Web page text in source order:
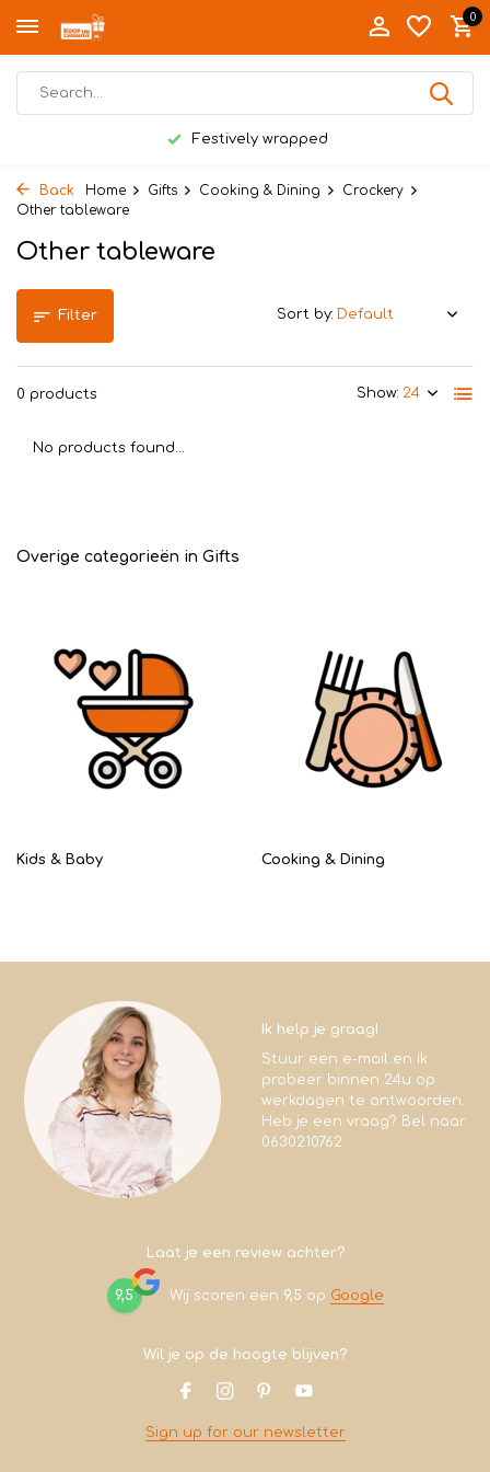
0
Festively wrapped
Back Home Gifts Cooking & Dining
Crockery
Other tableware
Other tableware
Filter
0 products Show:
Sort by:
No products found...
Overige categorieën in Gifts
Kids & Baby Cooking & Dining
Ik help je graag!
Stuur een e-mail en ik
probeer binnen 24u op
werkdagen te antwoorden.
Heb je een vraag? Bel naar
0630210762
Laat je een review achter?
9,5 Wij scoren een 9,5 op Google
Wil je op de hoogte blijven?
Sign up for our newsletter